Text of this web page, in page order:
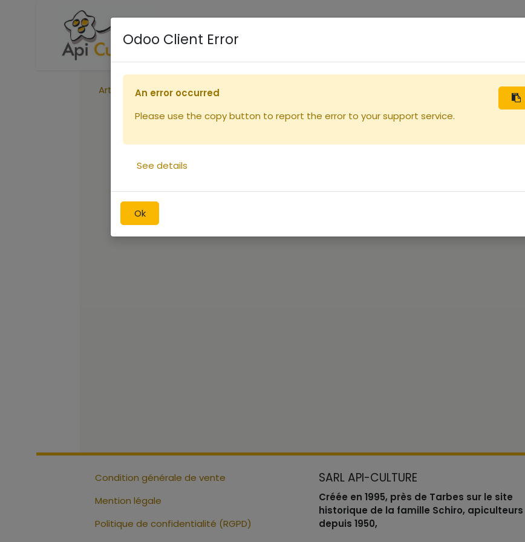
Accueil Boutique
Articles Réduction d'entrée DT6
Condition générale de vente
Mention légale
Politique de confidentialité (RGPD)
SARL API-CULTURE
Créée en 1995, près de Tarbes sur le site
historique de la famille Schiro, apiculteurs
depuis 1950,
Odoo Client Error
Ok
An error occurred
Please use the copy button to report the error to your support service.
See details